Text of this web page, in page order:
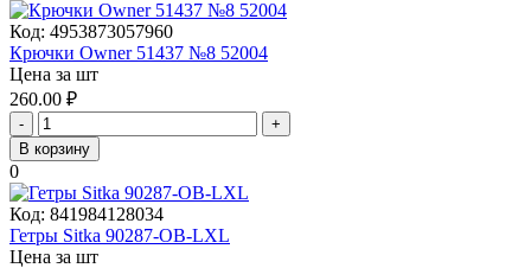
Код: 4953873057960
Крючки Owner 51437 №8 52004
Цена за шт
260.00 ₽
-
+
В корзину
0
Код: 841984128034
Гетры Sitka 90287-OB-LXL
Цена за шт